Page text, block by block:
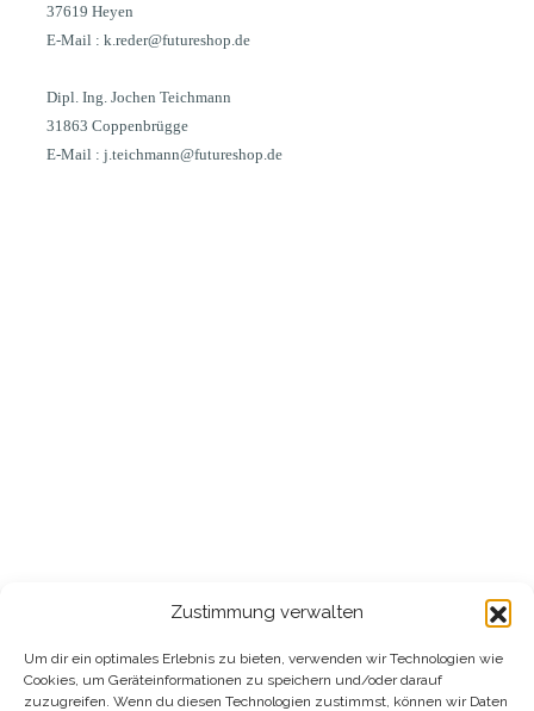
Zustimmung verwalten
Um dir ein optimales Erlebnis zu bieten, verwenden wir Technologien wie
Cookies, um Geräteinformationen zu speichern und/oder darauf
zuzugreifen. Wenn du diesen Technologien zustimmst, können wir Daten
37619 Heyen
E-Mail : k.reder@futureshop.de
Dipl. Ing. Jochen Teichmann
31863 Coppenbrügge
E-Mail : j.teichmann@futureshop.de